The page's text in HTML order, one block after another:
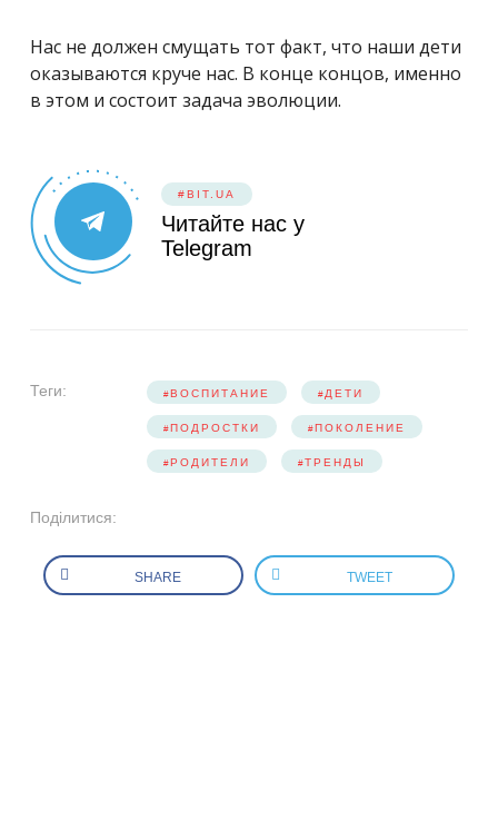
Нас не должен смущать тот факт, что наши дети
оказываются круче нас. В конце концов, именно
в этом и состоит задача эволюции.
#BIT.UA
Читайте нас у
Telegram
Теги: ВОСПИТАНИЕ ДЕТИ
ПОДРОСТКИ ПОКОЛЕНИЕ
РОДИТЕЛИ ТРЕНДЫ
Поділитися:
SHARE TWEET